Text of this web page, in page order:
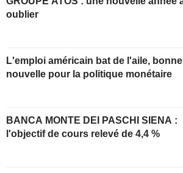
oublier
L'emploi américain bat de l'aile, bonne
nouvelle pour la politique monétaire
BANCA MONTE DEI PASCHI SIENA :
l'objectif de cours relevé de 4,4 %